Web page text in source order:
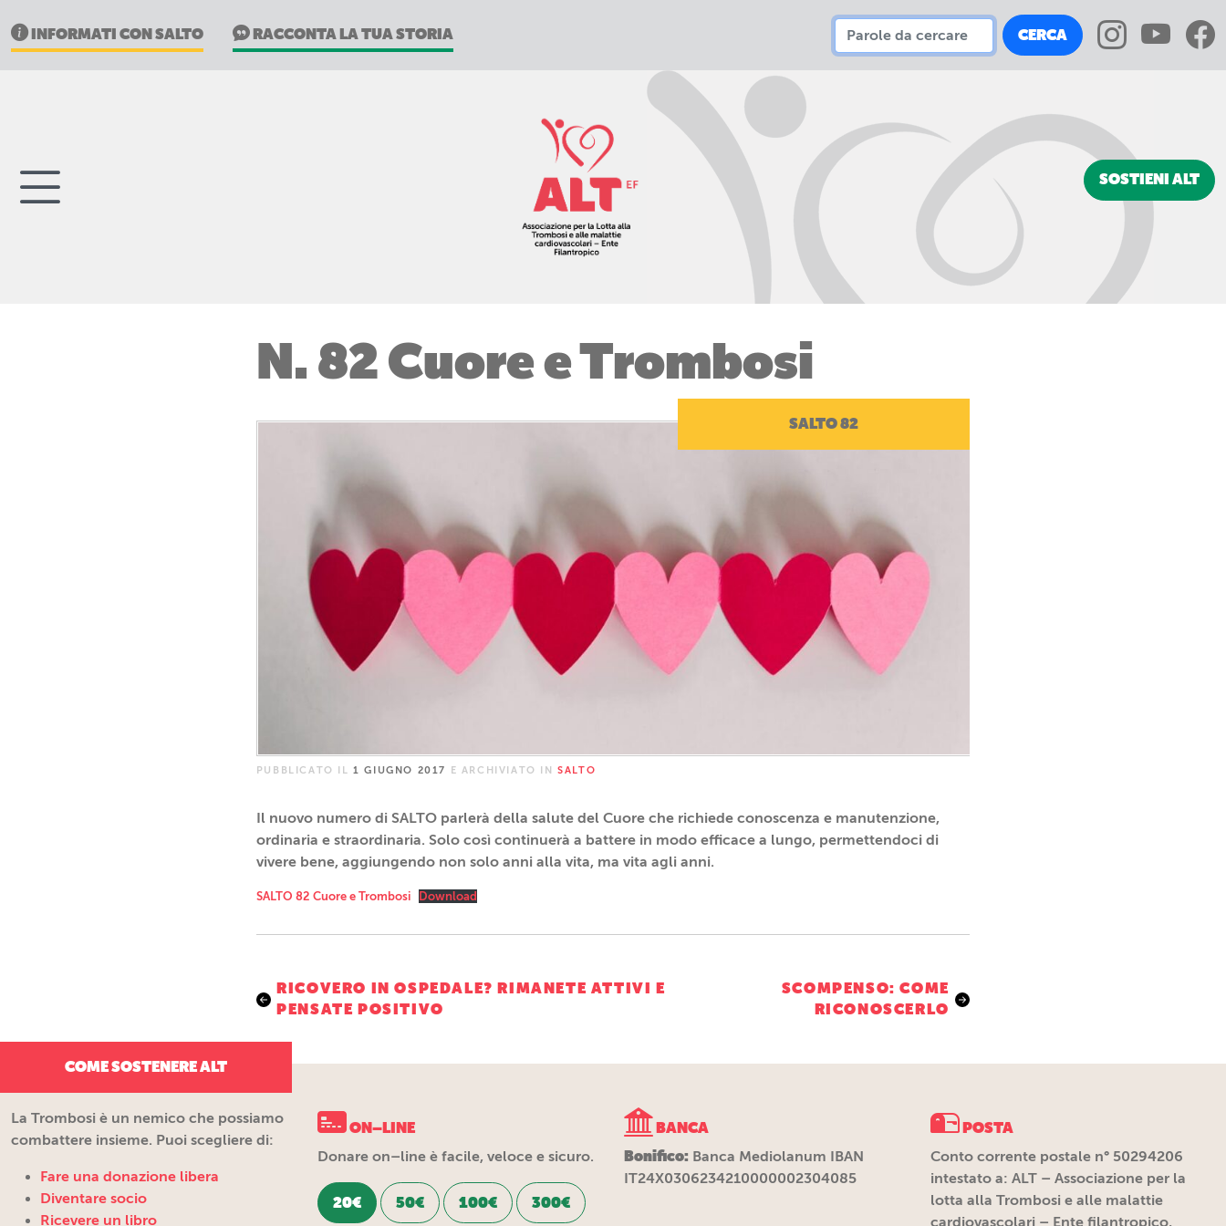
INFORMATI CON SALTO RACCONTA LA TUA STORIA CERCA
SOSTIENI ALT
N. 82 Cuore e Trombosi
SALTO 82
PUBBLICATO IL1 GIUGNO 2017 E ARCHIVIATO INSALTO
Il nuovo numero di SALTO parlerà della salute del Cuore che richiede conoscenza e manutenzione,
ordinaria e straordinaria. Solo così continuerà a battere in modo efficace a lungo, permettendoci di
vivere bene, aggiungendo non solo anni alla vita, ma vita agli anni.
SALTO 82 Cuore e Trombosi Download
Navigazione
RICOVERO IN OSPEDALE? RIMANETE ATTIVI E
PENSATE POSITIVO
SCOMPENSO: COME
RICONOSCERLO
COME SOSTENERE ALT
La Trombosi è un nemico che possiamo
combattere insieme. Puoi scegliere di:
Fare una donazione libera
Diventare socio
Ricevere un libro
ON–LINE
Donare on–line è facile, veloce e sicuro.
20€ 50€ 100€ 300€
BANCA
Bonifico: Banca Mediolanum IBAN
IT24X0306234210000002304085
POSTA
Conto corrente postale n° 50294206
intestato a: ALT – Associazione per la
lotta alla Trombosi e alle malattie
cardiovascolari – Ente filantropico,